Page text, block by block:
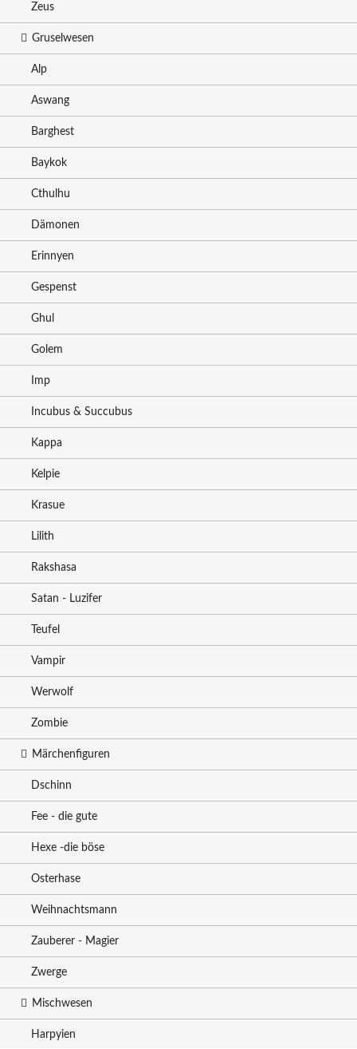
Zeus
Gruselwesen
Alp
Aswang
Barghest
Baykok
Cthulhu
Dämonen
Erinnyen
Gespenst
Ghul
Golem
Imp
Incubus & Succubus
Kappa
Kelpie
Krasue
Lilith
Rakshasa
Satan - Luzifer
Teufel
Vampir
Werwolf
Zombie
Märchenfiguren
Dschinn
Fee - die gute
Hexe -die böse
Osterhase
Weihnachtsmann
Zauberer - Magier
Zwerge
Mischwesen
Harpyien